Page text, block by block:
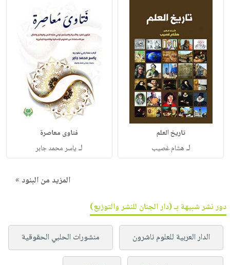
تاريخ العلم
لـ هشام غصيب
فتاوى معاصرة
لـ ياسر محمد جابر
المزيد من البنود »
دور نشر شبيهة بـ (دار الجنان للنشر والتوزيع)
الدار العربية للعلوم ناشرون منشورات الحلبي الحقوقية